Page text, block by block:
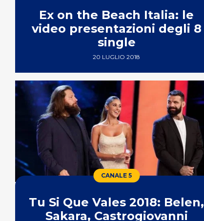
Ex on the Beach Italia: le
video presentazioni degli 8
single
20 LUGLIO 2018
CANALE 5
Tu Si Que Vales 2018: Belen,
Sakara, Castrogiovanni